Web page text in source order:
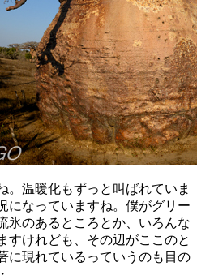
。温暖化もずっと叫ばれていま
になっていますね。僕がグリー
氷のあるところとか、いろんな
すけれども、その辺がここのと
に現れているっていうのも目の